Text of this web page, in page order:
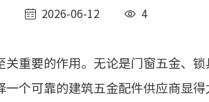
 2026-06-12  4
要的作用。无论是门窗五金、
个可靠的建筑五金配件供应商显